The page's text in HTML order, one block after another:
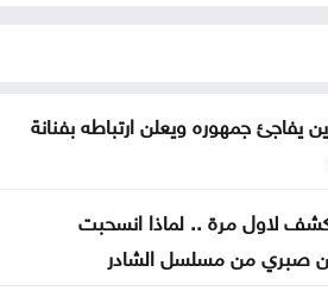
يفاجئ جمهوره ويعلن ارتباطه بفنانة
لاول مرة .. لماذا انسحبت
صبري من مسلسل الشادر